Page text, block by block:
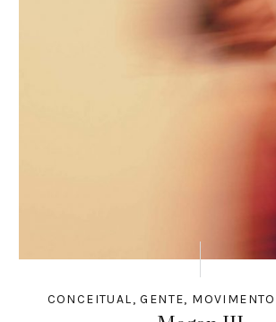
CONCEITUAL,GENTE, MOVIMENTO